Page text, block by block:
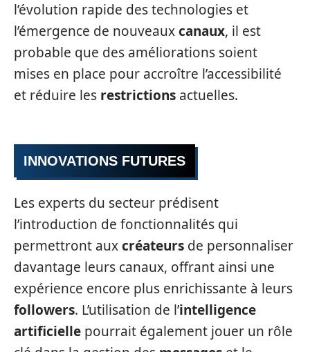
l’évolution rapide des technologies et
l’émergence de nouveauxcanaux, il est
probable que des améliorations soient
mises en place pour accroître l’accessibilité
et réduire les restrictions actuelles.
INNOVATIONS FUTURES
Les experts du secteur prédisent
l’introduction de fonctionnalités qui
permettront auxcréateurs de personnaliser
davantage leurs canaux, offrant ainsi une
expérience encore plus enrichissante à leurs
followers. L’utilisation de l’intelligence
artificielle pourrait également jouer un rôle